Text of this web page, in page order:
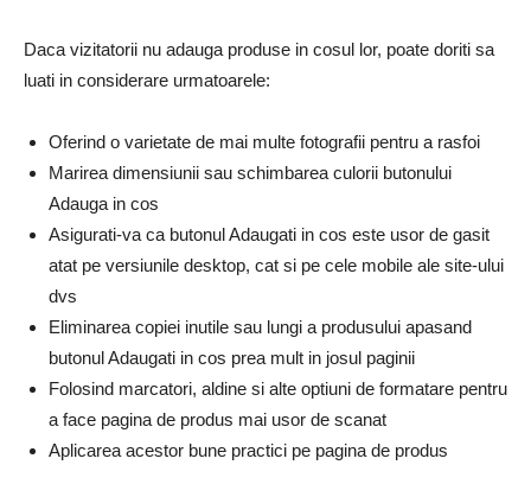
Daca vizitatorii nu adauga produse in cosul lor, poate doriti sa
luati in considerare urmatoarele:
Oferind o varietate de mai multe fotografii pentru a rasfoi
Marirea dimensiunii sau schimbarea culorii butonului
Adauga in cos
Asigurati-va ca butonul Adaugati in cos este usor de gasit
atat pe versiunile desktop, cat si pe cele mobile ale site-ului
dvs
Eliminarea copiei inutile sau lungi a produsului apasand
butonul Adaugati in cos prea mult in josul paginii
Folosind marcatori, aldine si alte optiuni de formatare pentru
a face pagina de produs mai usor de scanat
Aplicarea acestor bune practici pe pagina de produs